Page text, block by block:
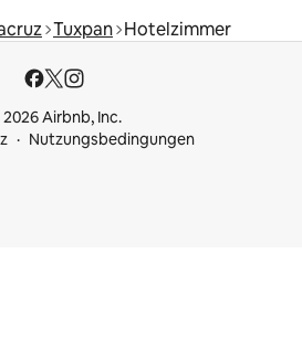
Tuxpan Hotelzimmer
Airbnb, Inc.
Nutzungsbedingungen